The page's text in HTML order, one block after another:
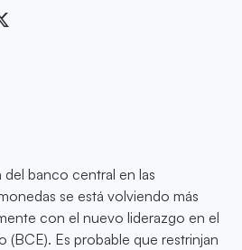
banco central en las
se está volviendo más
con el nuevo liderazgo en el
(BCE). Es probable que restrinjan